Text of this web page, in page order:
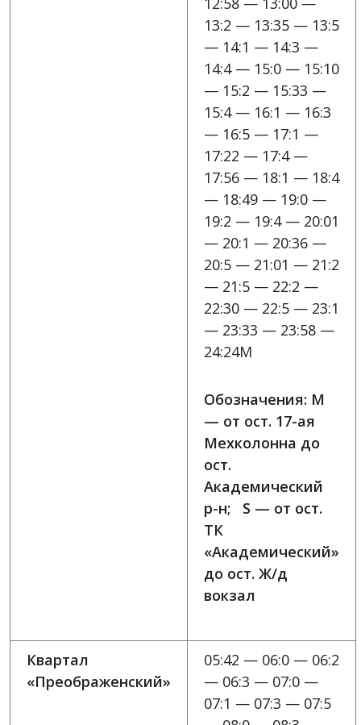
13:2 — 13:35 — 13:5
— 14:1 — 14:3 —
14:4 — 15:0 — 15:10
— 15:2 — 15:33 —
15:4 — 16:1 — 16:3
— 16:5 — 17:1 —
17:22 — 17:4 —
17:56 — 18:1 — 18:4
— 18:49 — 19:0 —
19:2 — 19:4 — 20:01
— 20:1 — 20:36 —
20:5 — 21:01 — 21:2
— 21:5 — 22:2 —
22:30 — 22:5 — 23:1
— 23:33 — 23:58 —
24:24M
Обозначения: M
— от ост. 17-ая
Мехколонна до
ост.
Академический
р-н; S — от ост.
ТК
«Академический»
до ост. Ж/д
вокзал
Квартал
«Преображенский»
05:42 — 06:0 — 06:2
— 06:3 — 07:0 —
07:1 — 07:3 — 07:5